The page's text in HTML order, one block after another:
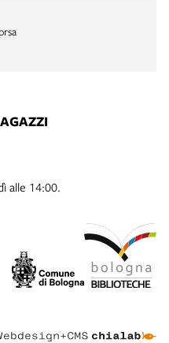
alle 14:00.